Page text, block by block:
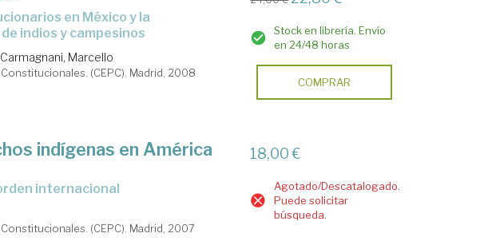
indios y campesinos
Carmagnani, Marcello
(CEPC). Madrid, 2008
Stock en librería. Envío
en 24/48 horas
COMPRAR
indígenas en América
internacional
(CEPC). Madrid, 2007
18,00 €
Agotado/Descatalogado.
Puede solicitar
búsqueda.